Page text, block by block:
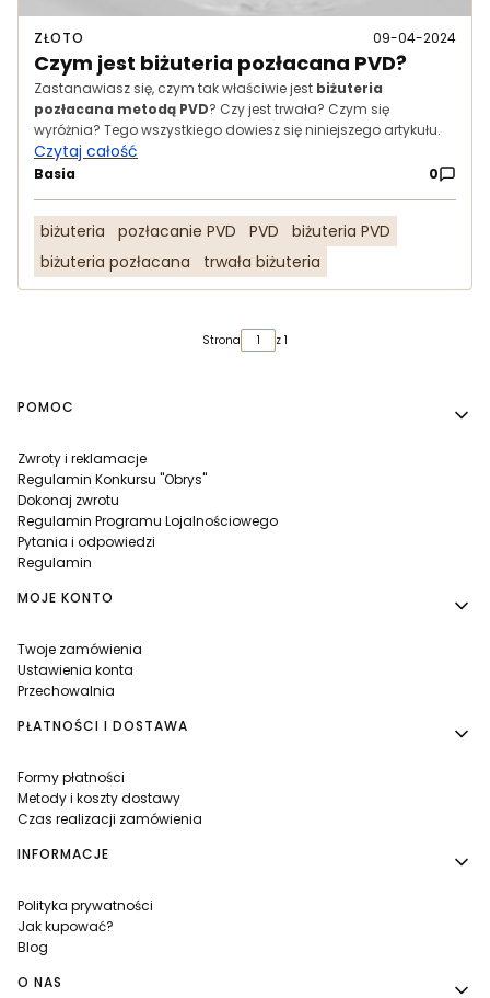
ZŁOTO 09-04-2024
Czym jest biżuteria pozłacana PVD?
Zastanawiasz się, czym tak właściwie jest biżuteria
pozłacana metodą PVD? Czy jest trwała? Czym się
wyróżnia? Tego wszystkiego dowiesz się niniejszego artykułu.
Czytaj całość
Basia 0
biżuteria pozłacanie PVD PVD
biżuteria PVD
biżuteria pozłacana
trwała biżuteria
Strona z 1
Linki w stopce
POMOC
Zwroty i reklamacje
Regulamin Konkursu "Obrys"
Dokonaj zwrotu
Regulamin Programu Lojalnościowego
Pytania i odpowiedzi
Regulamin
MOJE KONTO
Twoje zamówienia
Ustawienia konta
Przechowalnia
PŁATNOŚCI I DOSTAWA
Formy płatności
Metody i koszty dostawy
Czas realizacji zamówienia
INFORMACJE
Polityka prywatności
Jak kupować?
Blog
O NAS